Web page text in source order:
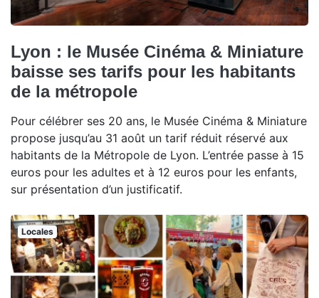
Lyon : le Musée Cinéma & Miniature
baisse ses tarifs pour les habitants
de la métropole
Pour célébrer ses 20 ans, le Musée Cinéma & Miniature
propose jusqu’au 31 août un tarif réduit réservé aux
habitants de la Métropole de Lyon. L’entrée passe à 15
euros pour les adultes et à 12 euros pour les enfants,
sur présentation d’un justificatif.
Locales